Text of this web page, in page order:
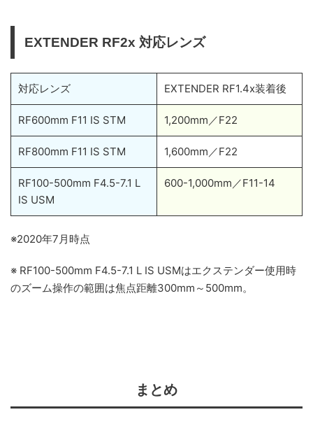
EXTENDER RF2x 対応レンズ
対応レンズ EXTENDER RF1.4x装着後
RF600mm F11 IS STM 1,200mm／F22
RF800mm F11 IS STM 1,600mm／F22
RF100-500mm F4.5-7.1 L
IS USM
600-1,000mm／F11-14
※2020年7月時点
※ RF100-500mm F4.5-7.1 L IS USMはエクステンダー使用時
のズーム操作の範囲は焦点距離300mm～500mm。
まとめ